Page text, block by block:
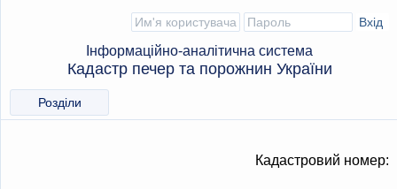
Інформаційно-аналітична система
Кадастр печер та порожнин України
Розділи
Кадастровий номер: